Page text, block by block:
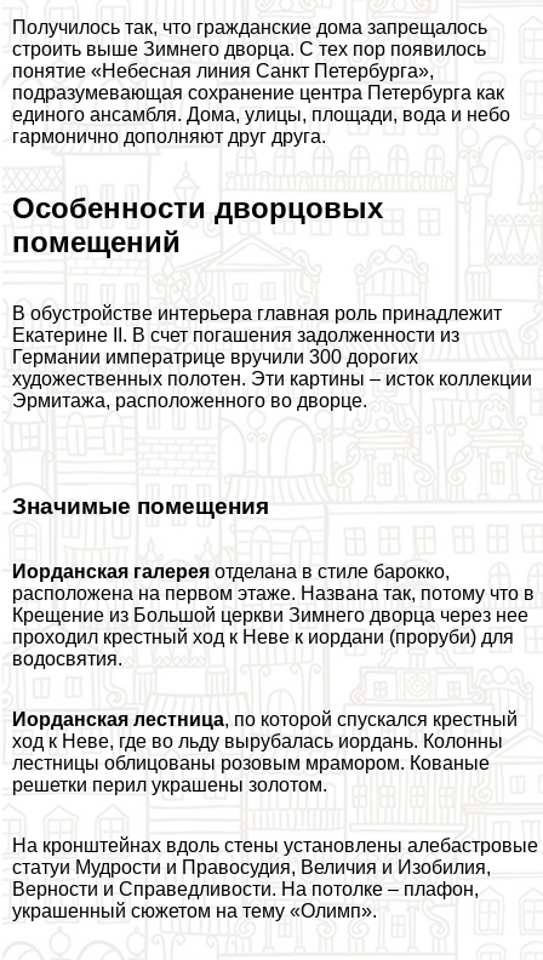
Получилось так, что гражданские дома запрещалось
строить выше Зимнего дворца. С тех пор появилось
понятие «Небесная линия Санкт Петербурга»,
подразумевающая сохранение центра Петербурга как
единого ансамбля. Дома, улицы, площади, вода и небо
гармонично дополняют друг друга.
Особенности дворцовых
помещений
В обустройстве интерьера главная роль принадлежит
Екатерине II. В счет погашения задолженности из
Германии императрице вручили 300 дорогих
художественных полотен. Эти картины – исток коллекции
Эрмитажа, расположенного во дворце.
Значимые помещения
Иорданская галерея отделана в стиле барокко,
расположена на первом этаже. Названа так, потому что в
Крещение из Большой церкви Зимнего дворца через нее
проходил крестный ход к Неве к иордани (проруби) для
водосвятия.
Иорданская лестница, по которой спускался крестный
ход к Неве, где во льду вырубалась иордань. Колонны
лестницы облицованы розовым мрамором. Кованые
решетки перил украшены золотом.
На кронштейнах вдоль стены установлены алебастровые
статуи Мудрости и Правосудия, Величия и Изобилия,
Верности и Справедливости. На потолке – плафон,
украшенный сюжетом на тему «Олимп».